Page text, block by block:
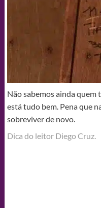
Não sabemos ainda quem
está tudo bem. Pena que
sobreviver de novo.
Dica do leitor Diego Cruz.